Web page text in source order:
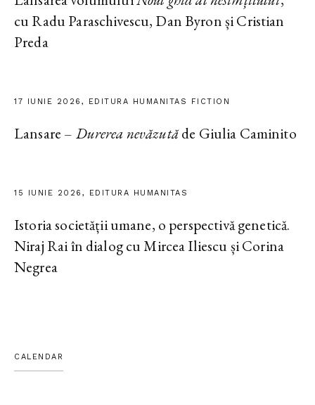
cu Radu Paraschivescu, Dan Byron și Cristian
Preda
17 IUNIE 2026, EDITURA HUMANITAS FICTION
Lansare – Durerea nevăzutăde Giulia Caminito
15 IUNIE 2026, EDITURA HUMANITAS
Istoria societății umane, o perspectivă genetică.
Niraj Rai în dialog cu Mircea Iliescu și Corina
Negrea
CALENDAR